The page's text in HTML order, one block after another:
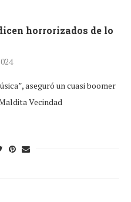
horrorizados de lo
aseguró un cuasi boomer
Vecindad